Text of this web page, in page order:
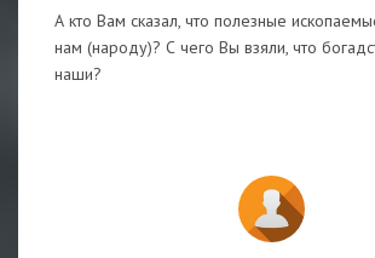
А кто Вам сказал, что полезные
нам (народу)? С чего Вы взяли, что
наши?